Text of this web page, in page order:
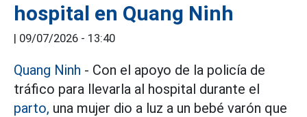
hospital en Quang Ninh
| 09/07/2026 - 13:40
Quang Ninh - Con el apoyo de la policía de
tráfico para llevarla al hospital durante el
parto, una mujer dio a luz a un bebé varón que